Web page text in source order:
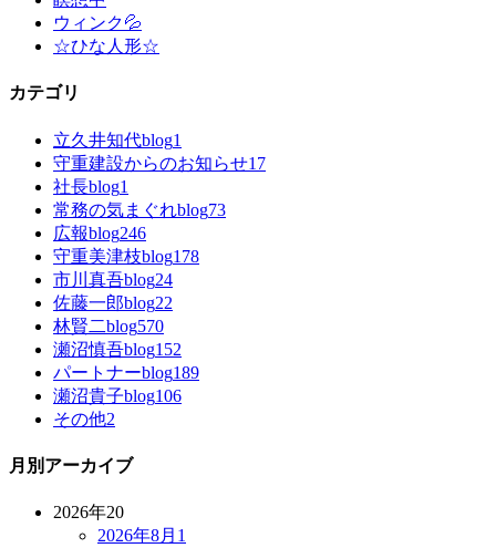
ウィンク💦
☆ひな人形☆
カテゴリ
立久井知代blog1
守重建設からのお知らせ17
社長blog1
常務の気まぐれblog73
広報blog246
守重美津枝blog178
市川真吾blog24
佐藤一郎blog22
林賢二blog570
瀬沼慎吾blog152
パートナーblog189
瀬沼貴子blog106
その他2
月別アーカイブ
2026年20
2026年8月 1